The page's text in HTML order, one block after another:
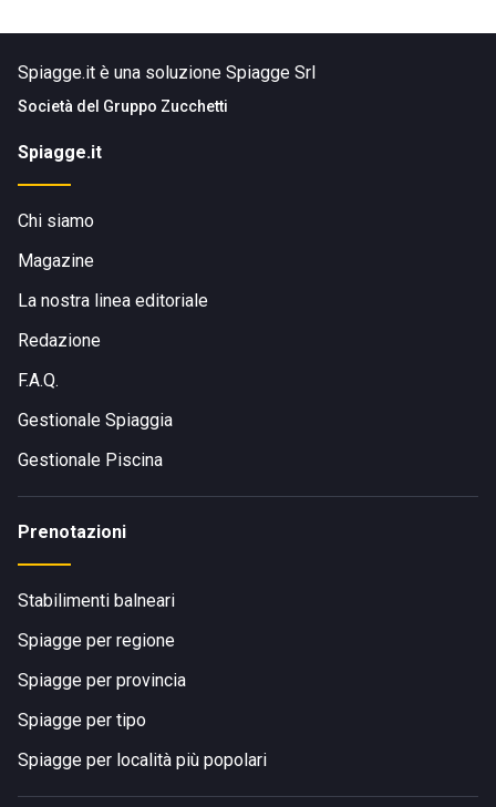
Spiagge.it è una soluzione Spiagge Srl
Società del Gruppo Zucchetti
Spiagge.it
Chi siamo
Magazine
La nostra linea editoriale
Redazione
F.A.Q.
Gestionale Spiaggia
Gestionale Piscina
Prenotazioni
Stabilimenti balneari
Spiagge per regione
Spiagge per provincia
Spiagge per tipo
Spiagge per località più popolari